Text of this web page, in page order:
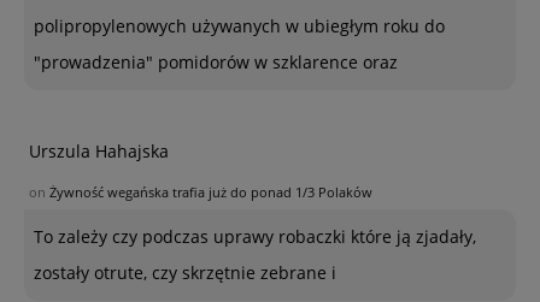
polipropylenowych używanych w ubiegłym roku do
"prowadzenia" pomidorów w szklarence oraz
Urszula Hahajska
on Żywność wegańska trafia już do ponad 1/3 Polaków
To zależy czy podczas uprawy robaczki które ją zjadały,
zostały otrute, czy skrzętnie zebrane i